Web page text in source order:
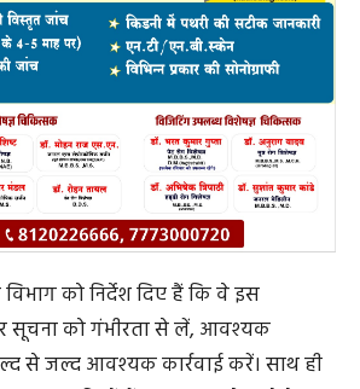
शर्मा ने राज्य के सभी नागरिकों से अपील की
पास किसी संदिग्ध व्यक्ति की गतिविधि
हो तो वे तुरंत टोल फ्री नम्बर 1800-233-
हमारी सामूहिक जिम्मेदारी है कि हम
शांतिपूर्ण और सशक्त बनाए रखें।